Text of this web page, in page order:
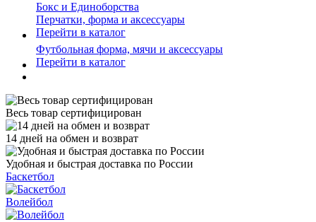
Бокс и Единоборства
Перчатки, форма и аксессуары
Перейти в каталог
Футбольная форма, мячи и аксессуары
Перейти в каталог
Весь товар сертифицирован
14 дней на обмен и возврат
Удобная и быстрая доставка по России
Баскетбол
Волейбол